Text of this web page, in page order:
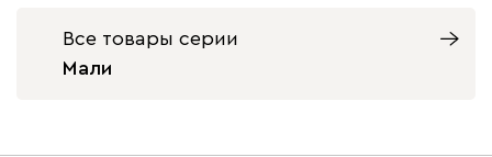
Все товары серии
Мали